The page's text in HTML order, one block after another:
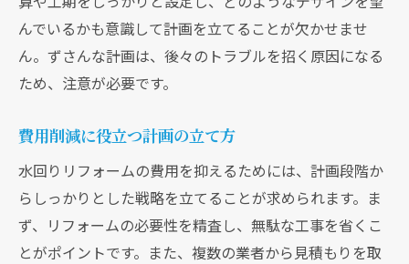
んでいるかも意識して計画を立てることが欠かせませ
ん。ずさんな計画は、後々のトラブルを招く原因になる
ため、注意が必要です。
費用削減に役立つ計画の立て方
水回りリフォームの費用を抑えるためには、計画段階か
らしっかりとした戦略を立てることが求められます。ま
ず、リフォームの必要性を精査し、無駄な工事を省くこ
とがポイントです。また、複数の業者から見積もりを取